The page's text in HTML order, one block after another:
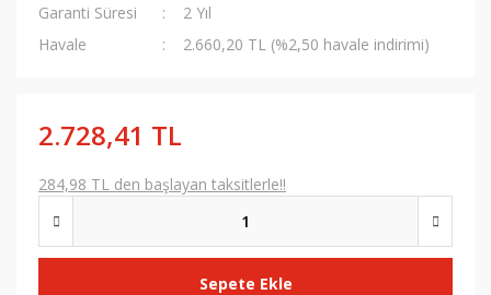
Garanti Süresi
2 Yıl
Havale
2.660,20 TL (%2,50 havale indirimi)
2.728,41 TL
284,98 TL den başlayan taksitlerle!!
Sepete Ekle